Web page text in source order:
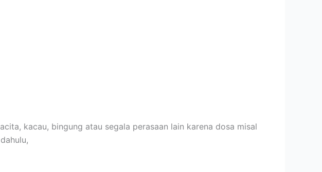
kacau, bingung atau segala perasaan lain karena dosa misal